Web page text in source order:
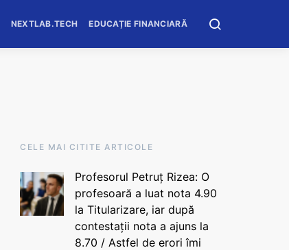
NEXTLAB.TECH EDUCAȚIE FINANCIARĂ
CELE MAI CITITE ARTICOLE
Profesorul Petruț Rizea: O
profesoară a luat nota 4.90
la Titularizare, iar după
contestații nota a ajuns la
8.70 / Astfel de erori îmi